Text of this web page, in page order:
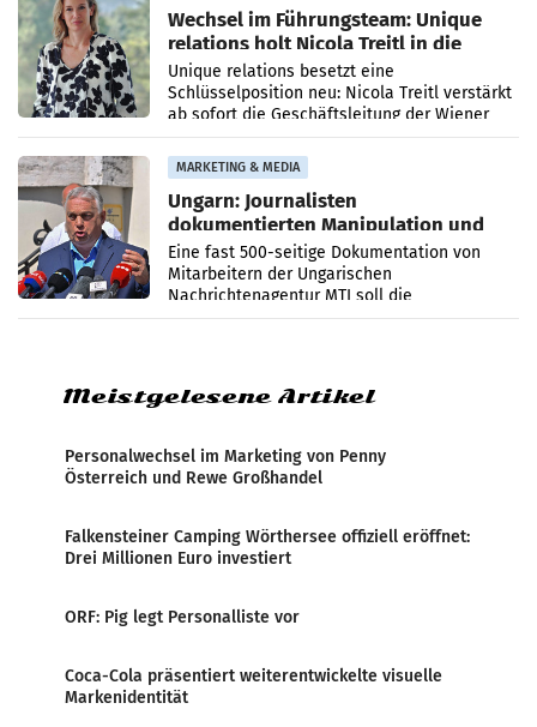
Wechsel im Führungsteam: Unique
relations holt Nicola Treitl in die
Geschäftsleitung
Unique relations besetzt eine
Schlüsselposition neu: Nicola Treitl verstärkt
ab sofort die Geschäftsleitung der Wiener
PR-Agentur an der Seite von Josef Kalina und
Anna Kalina-Mahr.
MARKETING & MEDIA
Ungarn: Journalisten
dokumentierten Manipulation und
Zensur
Eine fast 500-seitige Dokumentation von
Mitarbeitern der Ungarischen
Nachrichtenagentur MTI soll die
systematische Nachrichten-Manipulation und
Meistgelesene Artikel
Personalwechsel im Marketing von Penny
Österreich und Rewe Großhandel
Falkensteiner Camping Wörthersee offiziell eröffnet:
Drei Millionen Euro investiert
ORF: Pig legt Personalliste vor
Coca-Cola präsentiert weiterentwickelte visuelle
Markenidentität